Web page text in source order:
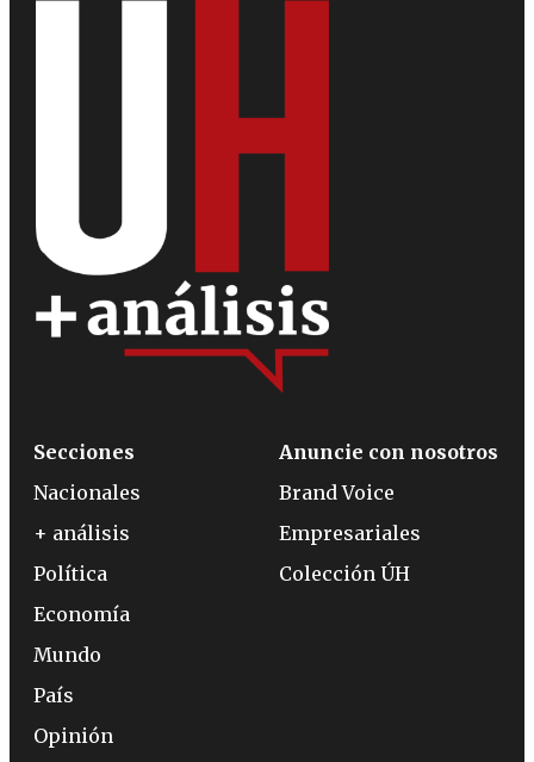
Secciones
Nacionales
+ análisis
Política
Economía
Mundo
País
Opinión
Anuncie con nosotros
Brand Voice
Empresariales
Colección ÚH